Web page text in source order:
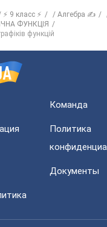
⚡ 9 класс ⚡ Алгебра ✍
ФУНКЦІЯ
функцій
Команда
Политика
Документы